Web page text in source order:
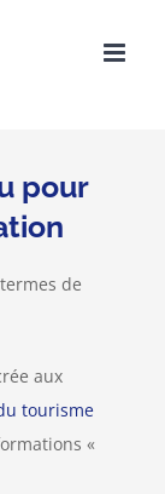
pour
de
aux
tourisme
«